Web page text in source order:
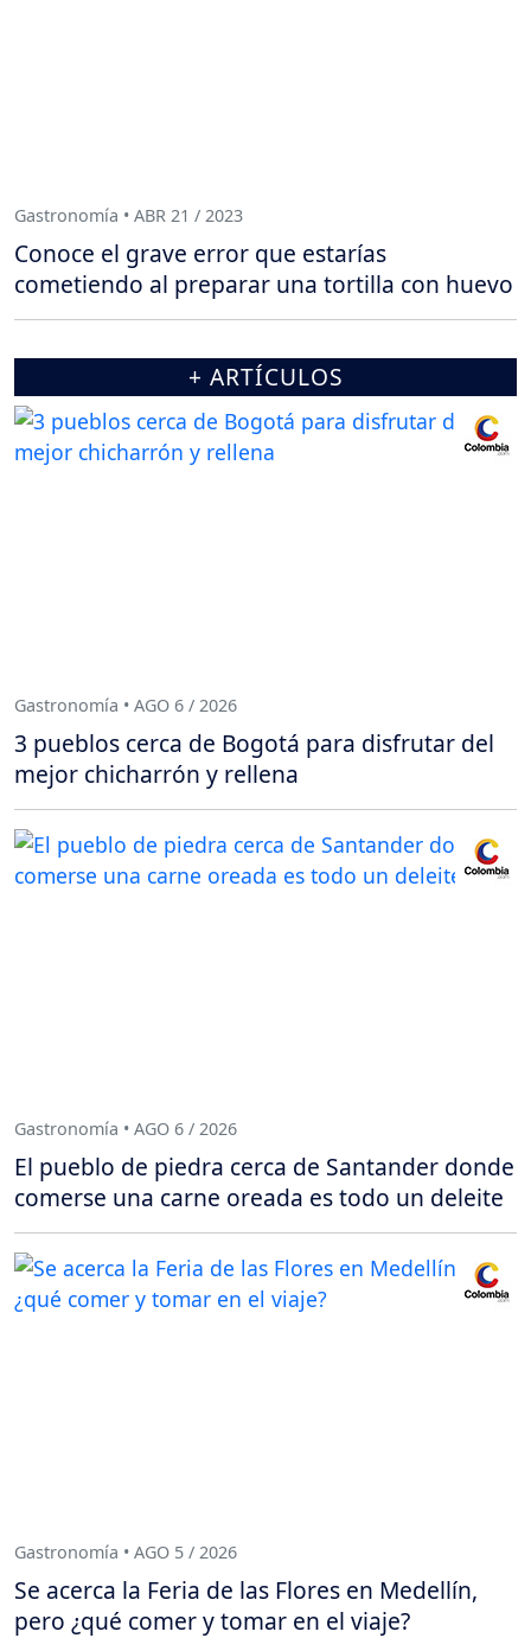
Gastronomía • ABR 21 / 2023
Conoce el grave error que estarías
cometiendo al preparar una tortilla con huevo
+ ARTÍCULOS
Gastronomía • AGO 6 / 2026
3 pueblos cerca de Bogotá para disfrutar del
mejor chicharrón y rellena
Gastronomía • AGO 6 / 2026
El pueblo de piedra cerca de Santander donde
comerse una carne oreada es todo un deleite
Gastronomía • AGO 5 / 2026
Se acerca la Feria de las Flores en Medellín,
pero ¿qué comer y tomar en el viaje?